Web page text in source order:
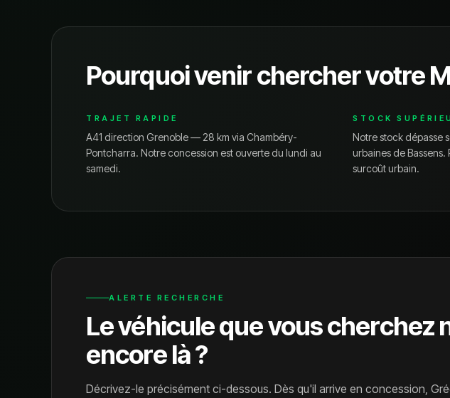
Pourquoi venir chercher votre
TRAJET RAPIDE
A41 direction Grenoble — 28 km via Chambéry-
Pontcharra. Notre concession est ouverte du lundi au
samedi.
STOCK
Notre stock dépasse
urbaines deBassens.
surcoût urbain.
ALERTE RECHERCHE
Le véhicule que vous cherchez
encore là ?
Décrivez-le précisément ci-dessous. Dès qu'il arrive en concession,